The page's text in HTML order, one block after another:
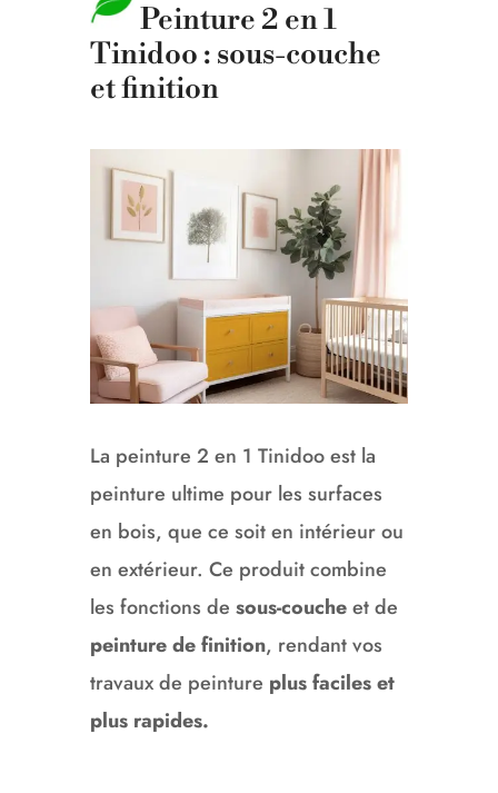
Peinture 2 en 1
Tinidoo : sous-couche
et finition
La peinture 2 en 1 Tinidoo est la
peinture ultime pour les surfaces
en bois, que ce soit en intérieur ou
en extérieur. Ce produit combine
les fonctions de sous-coucheet de
peinture de finition, rendant vos
travaux de peinture plus faciles et
plus rapides.